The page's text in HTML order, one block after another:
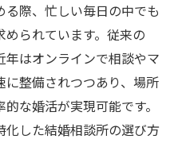
際、忙しい毎日の中でも
られています。従来の
年はオンラインで相談やマ
整備されつつあり、場所
な婚活が実現可能です。
した結婚相談所の選び方